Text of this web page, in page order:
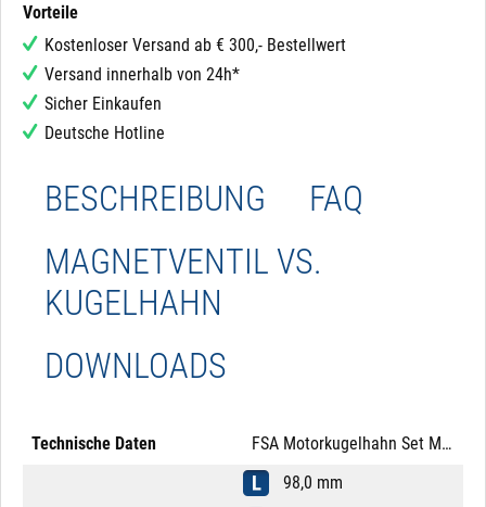
Vorteile
Kostenloser Versand ab € 300,- Bestellwert
Versand innerhalb von 24h*
Sicher Einkaufen
Deutsche Hotline
BESCHREIBUNG
FAQ
MAGNETVENTIL VS.
KUGELHAHN
DOWNLOADS
Technische Daten FSA Motorkugelhahn Set Messing 1 1/4" 24V DC Auf-/Zu Mutter Messing
98,0 mm